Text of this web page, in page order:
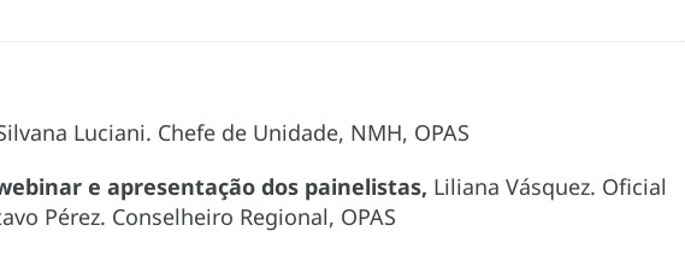
Luciani. Chefe de Unidade, NMH, OPAS
e apresentação dos painelistas, Liliana Vásquez. Oficial
Pérez. Conselheiro Regional, OPAS